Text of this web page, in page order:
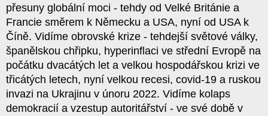
přesuny globální moci - tehdy od Velké Británie a
Francie směrem k Německu a USA, nyní od USA k
Číně. Vidíme obrovské krize - tehdejší světové války,
španělskou chřipku, hyperinflaci ve střední Evropě na
počátku dvacátých let a velkou hospodářskou krizi ve
třicátých letech, nyní velkou recesi, covid-19 a ruskou
invazi na Ukrajinu v únoru 2022. Vidíme kolaps
demokracií a vzestup autoritářství - ve své době v